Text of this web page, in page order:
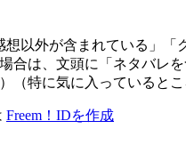
以外が含まれている」「
合は、文頭に「ネタバレ
（特に気に入っていると
Freem！IDを作成